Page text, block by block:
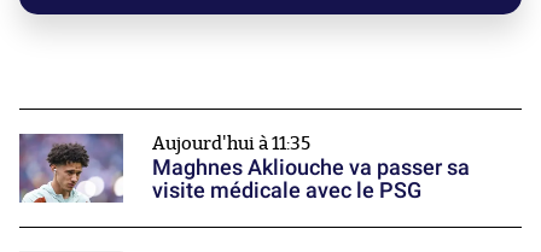
Aujourd'hui à 11:35
Maghnes Akliouche va passer sa
visite médicale avec le PSG